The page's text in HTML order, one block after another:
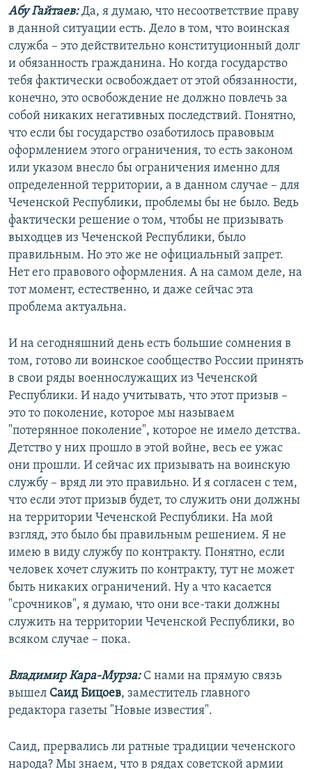
Абу Гайтаев:Да, я думаю, что несоответствие праву
в данной ситуации есть. Дело в том, что воинская
служба – это действительно конституционный долг
и обязанность гражданина. Но когда государство
тебя фактически освобождает от этой обязанности,
конечно, это освобождение не должно повлечь за
собой никаких негативных последствий. Понятно,
что если бы государство озаботилось правовым
оформлением этого ограничения, то есть законом
или указом внесло бы ограничения именно для
определенной территории, а в данном случае – для
Чеченской Республики, проблемы бы не было. Ведь
фактически решение о том, чтобы не призывать
выходцев из Чеченской Республики, было
правильным. Но это же не официальный запрет.
Нет его правового оформления. А на самом деле, на
тот момент, естественно, и даже сейчас эта
проблема актуальна.
И на сегодняшний день есть большие сомнения в
том, готово ли воинское сообщество России принять
в свои ряды военнослужащих из Чеченской
Республики. И надо учитывать, что этот призыв –
это то поколение, которое мы называем
"потерянное поколение", которое не имело детства.
Детство у них прошло в этой войне, весь ее ужас
они прошли. И сейчас их призывать на воинскую
службу – вряд ли это правильно. И я согласен с тем,
что если этот призыв будет, то служить они должны
на территории Чеченской Республики. На мой
взгляд, это было бы правильным решением. Я не
имею в виду службу по контракту. Понятно, если
человек хочет служить по контракту, тут не может
быть никаких ограничений. Ну а что касается
"срочников", я думаю, что они все-таки должны
служить на территории Чеченской Республики, во
всяком случае – пока.
Владимир Кара-Мурза: С нами на прямую связь
вышел Саид Бицоев, заместитель главного
редактора газеты "Новые известия".
Саид, прервались ли ратные традиции чеченского
народа? Мы знаем, что в рядах советской армии